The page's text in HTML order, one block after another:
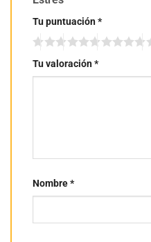
Tu puntuación*
Tu valoración*
Nombre*